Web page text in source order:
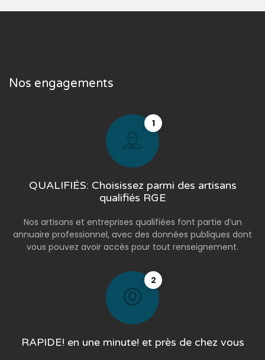
Nos engagements
1
QUALIFIÉS: Choisissez parmi des artisans
qualifiés RGE
Nos artisans et entreprises qualifiées font partie d’un
annuaire professionnel, avec des données publiques dont
vous pouvez avoir accès pour tout renseignement.
2
RAPIDE! en une minute! et près de chez vous